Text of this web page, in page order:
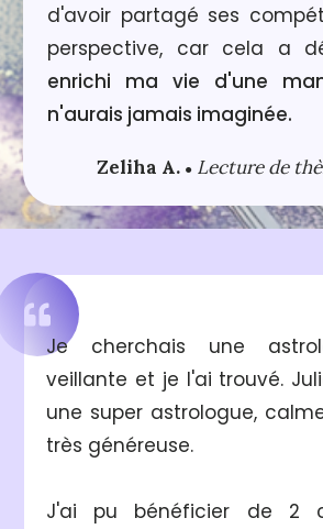
d'avoir partagé ses
enrichi ma vie d'une
n'aurais jamais imaginée.
Zeliha A. ● Lecture de
Je cherchais une
veillante et je l'ai trouvé.
une super astrologue,
très généreuse.
J'ai pu bénéficier de 2